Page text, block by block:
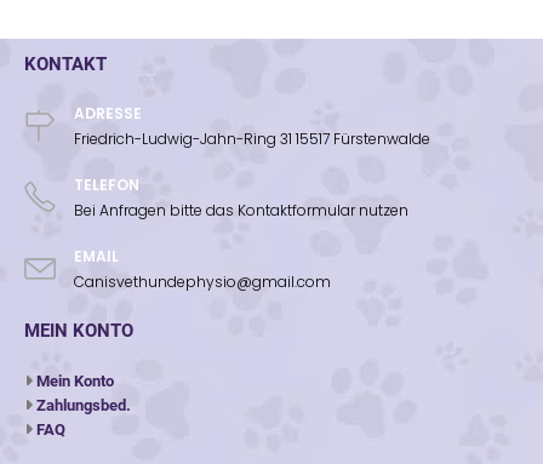
KONTAKT
ADRESSE
Friedrich-Ludwig-Jahn-Ring 31 15517 Fürstenwalde
TELEFON
Bei Anfragen bitte das Kontaktformular nutzen
EMAIL
Canisvethundephysio@gmail.com
MEIN KONTO
Mein Konto
Zahlungsbed.
FAQ